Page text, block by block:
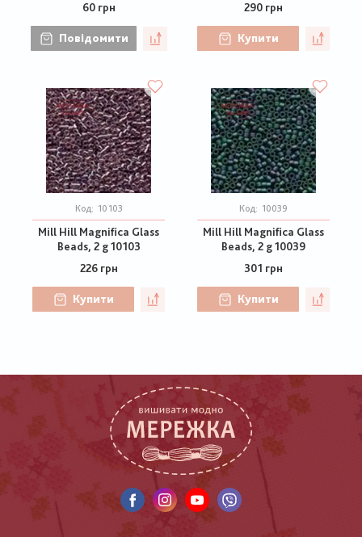
60 грн
Повідомити
290 грн
Купити
Код: 10103
Mill Hill Magnifica Glass
Beads, 2 g 10103
226 грн
Купити
Код: 10039
Mill Hill Magnifica Glass
Beads, 2 g 10039
301 грн
Купити